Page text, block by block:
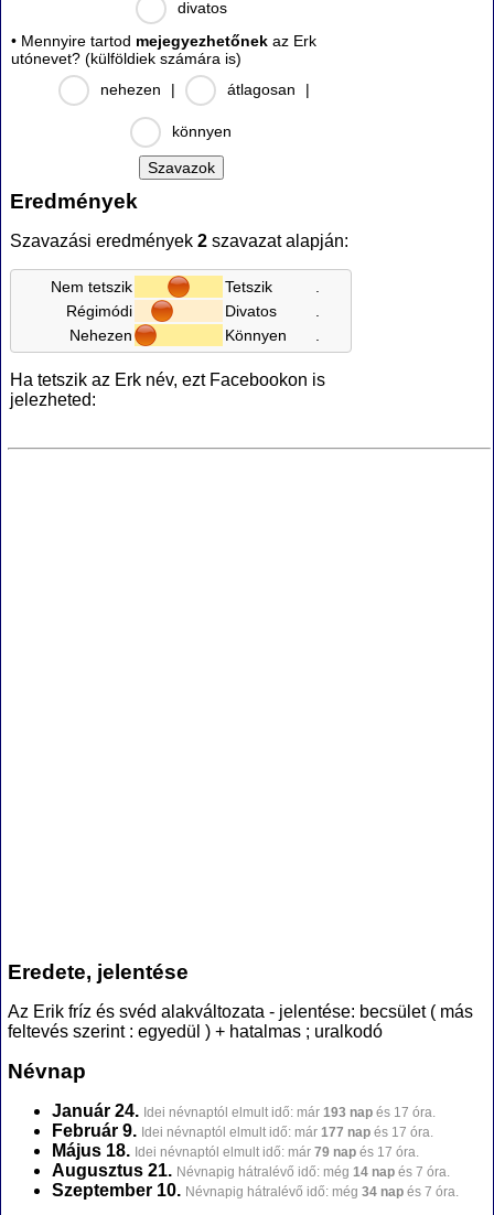
divatos
• Mennyire tartod mejegyezhetőnek az Erk
utónevet? (külföldiek számára is)
nehezen
| átlagosan |
könnyen
Eredmények
Szavazási eredmények 2 szavazat alapján:
Nem tetszik Tetszik
Régimódi
Divatos
Nehezen
Könnyen
Ha tetszik az Erk név, ezt Facebookon is
jelezheted:
Eredete, jelentése
Az Erik fríz és svéd alakváltozata - jelentése: becsület ( más
feltevés szerint : egyedül ) + hatalmas ; uralkodó
Névnap
Január 24. Idei névnaptól elmult idő: már 193 nap és 17 óra.
Február 9. Idei névnaptól elmult idő: már 177 nap és 17 óra.
Május 18. Idei névnaptól elmult idő: már 79 nap és 17 óra.
Augusztus 21. Névnapig hátralévő idő: még 14 nap és 7 óra.
Szeptember 10. Névnapig hátralévő idő: még 34 nap és 7 óra.